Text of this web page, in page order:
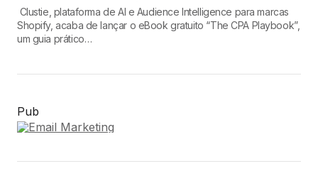
Clustie, plataforma de AI e Audience Intelligence para marcas
Shopify, acaba de lançar o eBook gratuito “The CPA Playbook”,
um guia prático…
Pub